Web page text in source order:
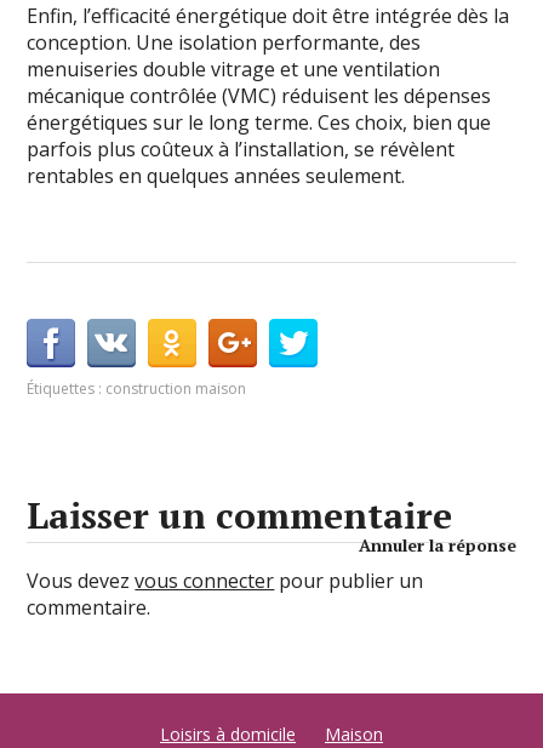
Enfin, l’efficacité énergétique doit être intégrée dès la
conception. Une isolation performante, des
menuiseries double vitrage et une ventilation
mécanique contrôlée (VMC) réduisent les dépenses
énergétiques sur le long terme. Ces choix, bien que
parfois plus coûteux à l’installation, se révèlent
rentables en quelques années seulement.
Étiquettes : construction maison
Laisser un commentaire
Annuler la réponse
Vous devezvous connecter pour publier un
commentaire.
Loisirs à domicile Maison